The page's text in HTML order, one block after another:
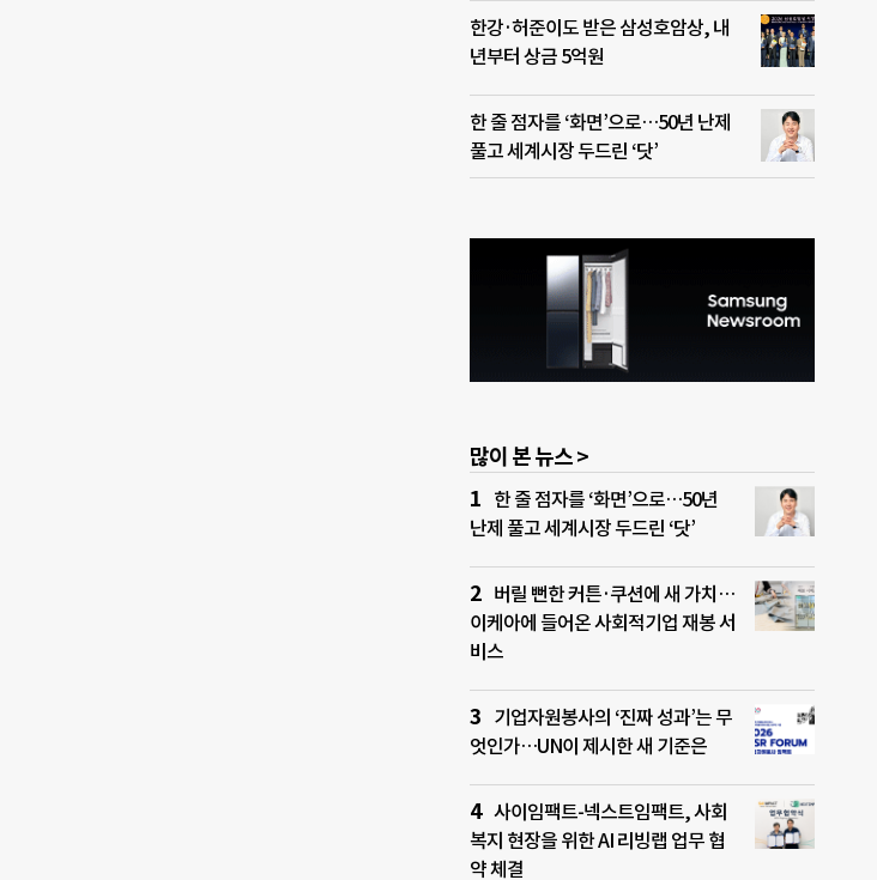
한강·허준이도 받은 삼성호암상, 내
년부터 상금 5억원
한 줄 점자를 ‘화면’으로…50년 난제
풀고 세계시장 두드린 ‘닷’
많이 본 뉴스 >
한 줄 점자를 ‘화면’으로…50년
난제 풀고 세계시장 두드린 ‘닷’
버릴 뻔한 커튼·쿠션에 새 가치…
이케아에 들어온 사회적기업 재봉 서
비스
기업자원봉사의 ‘진짜 성과’는 무
엇인가…UN이 제시한 새 기준은
사이임팩트-넥스트임팩트, 사회
복지 현장을 위한 AI 리빙랩 업무 협
약 체결